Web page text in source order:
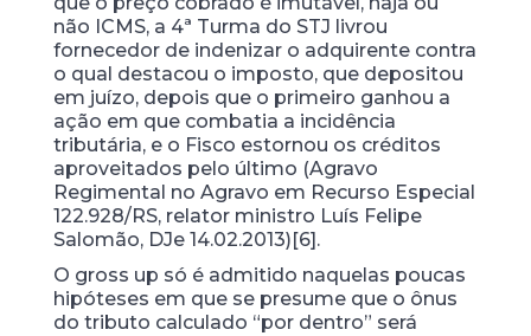
não ICMS, a 4ª Turma do STJ livrou
fornecedor de indenizar o adquirente contra
o qual destacou o imposto, que depositou
em juízo, depois que o primeiro ganhou a
ação em que combatia a incidência
tributária, e o Fisco estornou os créditos
aproveitados pelo último (Agravo
Regimental no Agravo em Recurso Especial
122.928/RS, relator ministro Luís Felipe
Salomão, DJe 14.02.2013)[6].
O gross up só é admitido naquelas poucas
hipóteses em que se presume que o ônus
do tributo calculado “por dentro” será